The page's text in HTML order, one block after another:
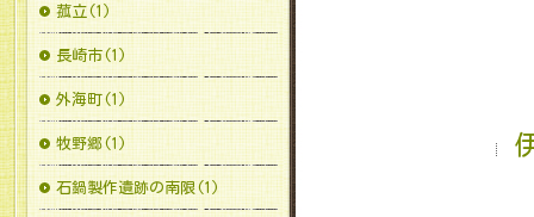
菰立(1)
長崎市(1)
外海町(1)
牧野郷(1)
石鍋製作遺跡の南限(1)